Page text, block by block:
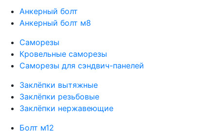
Анкерный болт
Анкерный болт м8
Саморезы
Кровельные саморезы
Саморезы для сэндвич-панелей
Заклёпки вытяжные
Заклёпки резьбовые
Заклёпки нержавеющие
Болт м12